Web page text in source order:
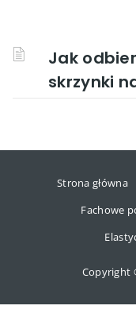
Jak
skrzynki
Strona główna
Fachowe
Copyright